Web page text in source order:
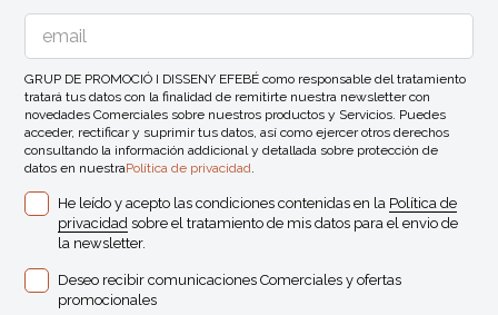
GRUP DE PROMOCIÓ I DISSENY EFEBÉ como responsable del tratamiento
tratará tus datos con la finalidad de remitirte nuestra newsletter con
novedades Comerciales sobre nuestros productos y Servicios. Puedes
acceder, rectificar y suprimir tus datos, así como ejercer otros derechos
consultando la información addicional y detallada sobre protección de
datos en nuestraPolítica de privacidad.
He leído y acepto las condiciones contenidas en la Política de
privacidad sobre el tratamiento de mis datos para el envio de
la newsletter.
Deseo recibir comunicaciones Comerciales y ofertas
promocionales